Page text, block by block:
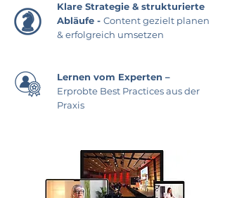
​Klare Strategie & strukturierte
Abläufe - Content gezielt planen
& erfolgreich umsetzen
Lernen vom Experten –
Erprobte Best Practices aus der
Praxis